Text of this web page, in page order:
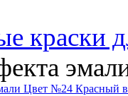
краски